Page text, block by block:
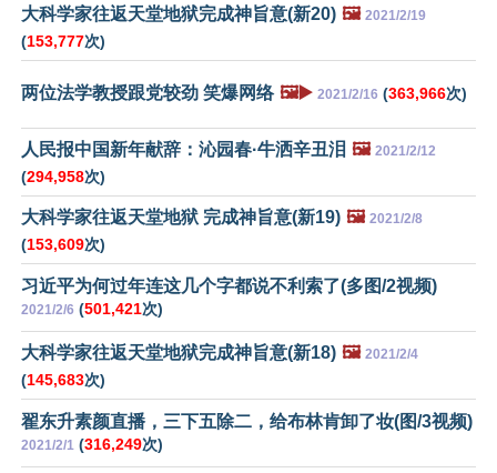
大科学家往返天堂地狱完成神旨意(新20) 🖼️ 2021/2/19
(153,777次)
两位法学教授跟党较劲 笑爆网络 🖼️▶️ 2021/2/16 (363,966次)
人民报中国新年献辞：沁园春·牛洒辛丑泪 🖼️ 2021/2/12
(294,958次)
大科学家往返天堂地狱 完成神旨意(新19) 🖼️ 2021/2/8
(153,609次)
习近平为何过年连这几个字都说不利索了(多图/2视频)
2021/2/6 (501,421次)
大科学家往返天堂地狱完成神旨意(新18) 🖼️ 2021/2/4
(145,683次)
翟东升素颜直播，三下五除二，给布林肯卸了妆(图/3视频)
2021/2/1 (316,249次)